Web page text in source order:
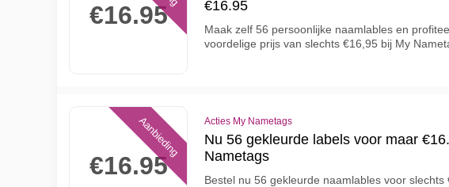
€16.95
€16.95
Maak zelf 56 persoonlijke naamlables en
voordelige prijs van slechts €16,95 bij My
€16.95
Aanbieding Acties My Nametags
Nu 56 gekleurde labels voor maar
Nametags
Bestel nu 56 gekleurde naamlables voor slechts